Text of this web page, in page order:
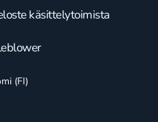
käsittelytoimista
(FI)